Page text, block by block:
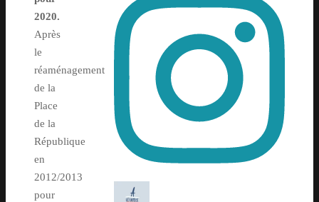
2020.
Après
le
réaménagement
de la
Place
de la
République
en
2012/2013
pour